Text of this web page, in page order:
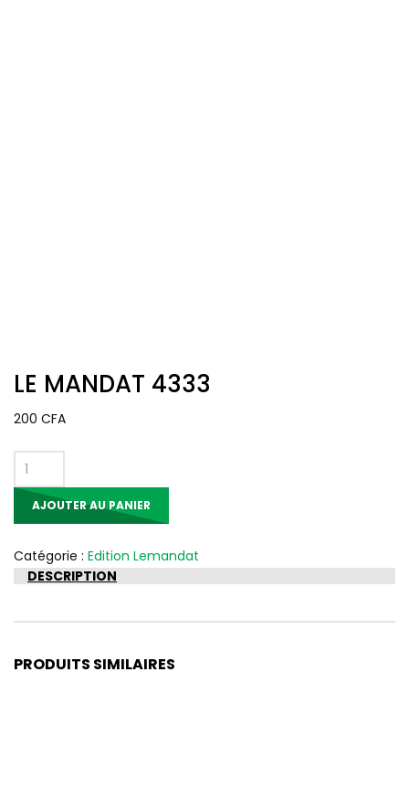
LE MANDAT 4333
200 CFA
quantité
de
4333
AJOUTER AU PANIER
Catégorie : Edition Lemandat
DESCRIPTION
PRODUITS SIMILAIRES